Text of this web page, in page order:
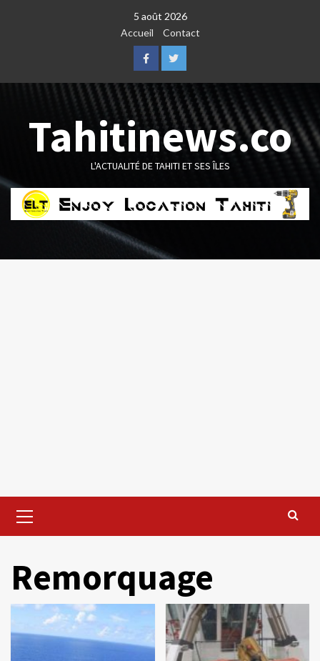
5 août 2026
Accueil
Contact
FacebookTwitter
Tahitinews.co
L'ACTUALITÉ DE TAHITI ET SES ÎLES
Menu
Remorquage